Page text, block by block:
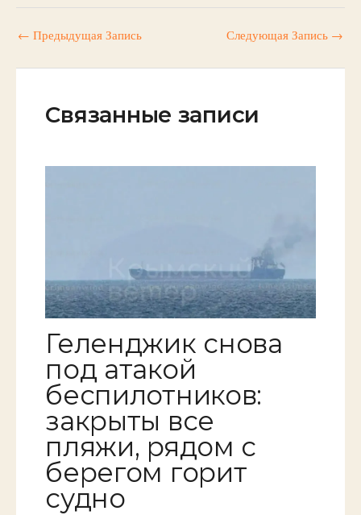
← Предыдущая Запись Следующая Запись →
Связанные записи
Геленджик снова
под атакой
беспилотников:
закрыты все
пляжи, рядом с
берегом горит
судно